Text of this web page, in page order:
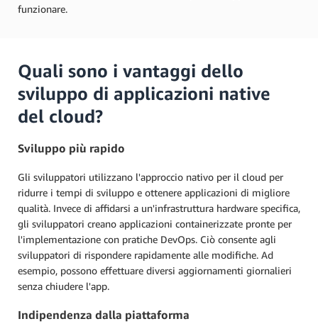
funzionare.
Quali sono i vantaggi dello
sviluppo di applicazioni native
del cloud?
Sviluppo più rapido
Gli sviluppatori utilizzano l'approccio nativo per il cloud per
ridurre i tempi di sviluppo e ottenere applicazioni di migliore
qualità. Invece di affidarsi a un'infrastruttura hardware specifica,
gli sviluppatori creano applicazioni containerizzate pronte per
l'implementazione con pratiche DevOps. Ciò consente agli
sviluppatori di rispondere rapidamente alle modifiche. Ad
esempio, possono effettuare diversi aggiornamenti giornalieri
senza chiudere l'app.
Indipendenza dalla piattaforma